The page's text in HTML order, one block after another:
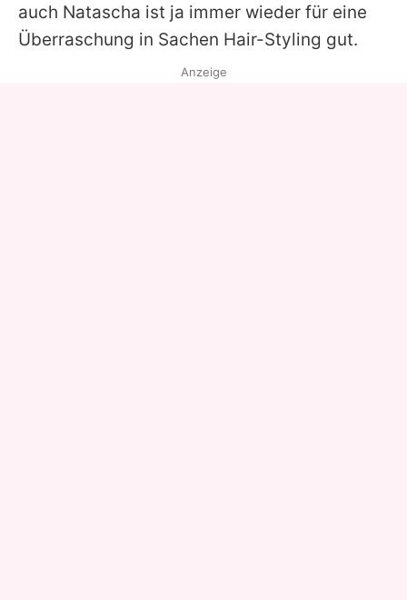
auch Natascha ist ja immer wieder für eine
Überraschung in Sachen Hair-Styling gut.
Anzeige